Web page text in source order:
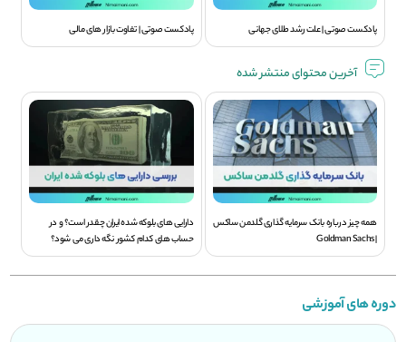
پادکست صوتی | علت رشد طلای جهانی پادکست صوتی | تفاوت بازار های مالی
آخرین محتوای منتشر شده
همه چیز درباره بانک سرمایه گذاری گلدمن ساکس
| Goldman Sachs
دارایی های بلوکه شده ایران چقدر است؟ و در
حساب های کدام کشور نگه داری می شود؟
دوره های آموزشی